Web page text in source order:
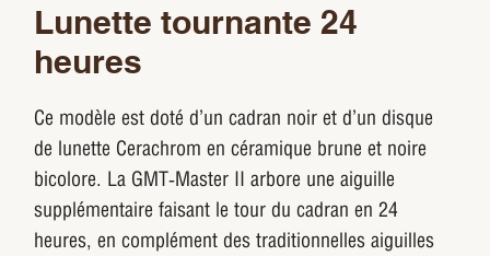
Lunette tournante 24
heures
Ce modèle est doté d’un cadran noir et d’un disque
de lunette Cerachrom en céramique brune et noire
bicolore. La GMT‑Master II arbore une aiguille
supplémentaire faisant le tour du cadran en 24
heures, en complément des traditionnelles aiguilles